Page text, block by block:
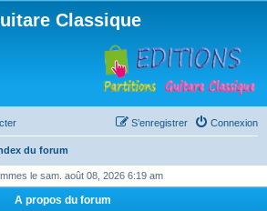
Classique
Connexion
S’enregistrer
du forum
le sam. août 08, 2026 6:19 am
A propos du forum